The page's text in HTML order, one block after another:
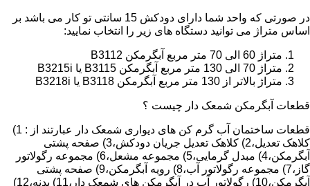
در صورتی که واحد شما دارای دودکش 15 سانتی تو کار می باشد بر
اساس متراژ می توانید دستگاه های زیر را انتخاب نمایید:
متراژ 60 الی 70 متر مربع آبگرمکن B3112
متراژ 70 الی 130 متر مربع آبگرمکن B3115 یا B3215i
متراژ بالاتر از 130 متر مربع آبگرمکن B3118 یا B3218i
قطعات آبگرمکن شمعک دار چیست ؟
قطعات ساختمان آب گرم کن های دیواری شمعک دار عبارتند از : 1)
کلاهک تعدیل،2) کلاهک تعدیل جریان دودکش،3) صفحه پشتی
آبگرمکن،4) مبدل گرمایی،5) مجموعه مشعل،6) مجموعه رگولاتور
گاز،7) مجموعه رگولاتور آب،8) رویه آبگرمکن،9) صفحه پشتی
آبگرمکن،10) رگولاتور آب در آبگرمکن های شمعک دار،11) بدنه،12)